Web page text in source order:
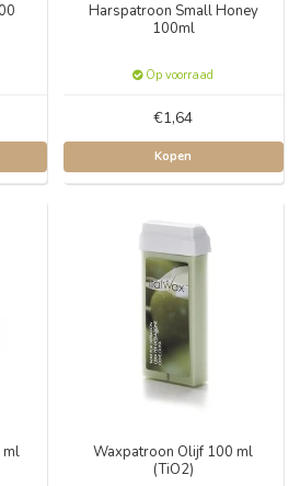
Harspatroon Small Honey
100ml
Op voorraad
€1,64
Kopen
ml
Waxpatroon Olijf 100 ml
(TiO2)